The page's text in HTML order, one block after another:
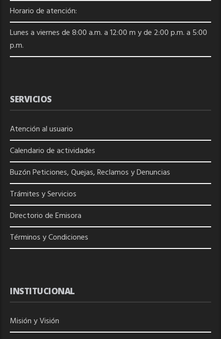
Horario de atención:
Lunes a viernes de 8:00 a.m. a 12:00 m y de 2:00 p.m. a 5:00
p.m.
SERVICIOS
Atención al usuario
Calendario de actividades
Buzón Peticiones, Quejas, Reclamos y Denuncias
Trámites y Servicios
Directorio deEmisora
Términos y Condiciones
INSTITUCIONAL
Misión y Visión